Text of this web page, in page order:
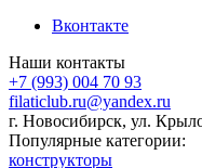
Вконтакте
Наши контакты
+7 (993) 004 70 93
filaticlub.ru@yandex.ru
г. Новосибирск, ул.
Популярные категории:
конструкторы